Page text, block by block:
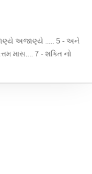
અજાણ્યે ..... 5 - અને
માસ.... 7 - શક્તિ નો